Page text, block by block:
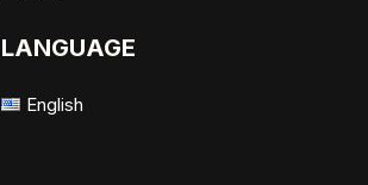
LANGUAGE
English